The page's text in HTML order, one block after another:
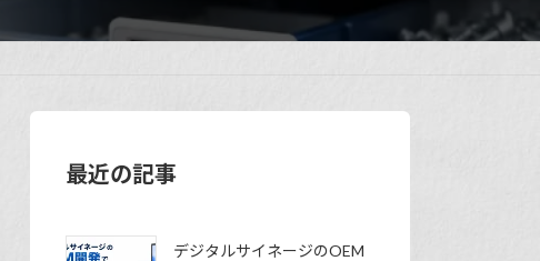
最近の記事
デジタルサイネージのOEM